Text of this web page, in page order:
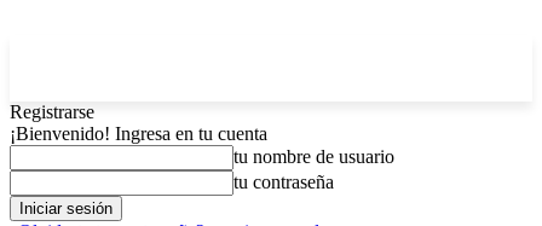
Registrarse
¡Bienvenido! Ingresa en tu cuenta
tu nombre de usuario
tu contraseña